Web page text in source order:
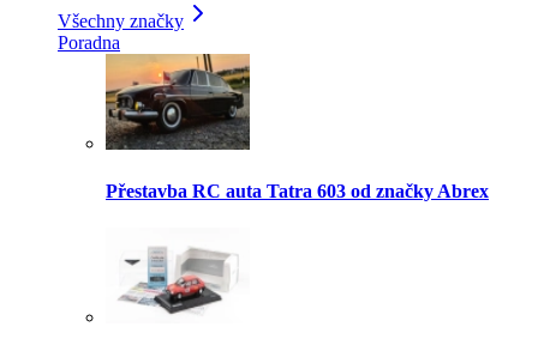
Všechny značky
Poradna
Přestavba RC auta Tatra 603 od značky Abrex